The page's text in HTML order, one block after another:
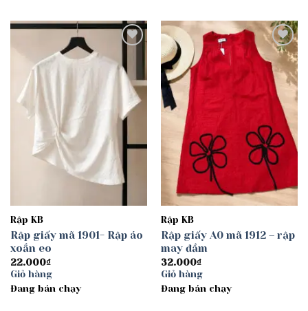
wishlist
Rập KB
Rập giấy mã 1901- Rập áo
xoắn eo
22.000₫
Giỏ hàng
Đang bán chạy
Add to
wishlist
Rập KB
Rập giấy A0 mã 1912 – rập
may đầm
32.000₫
Giỏ hàng
Đang bán chạy